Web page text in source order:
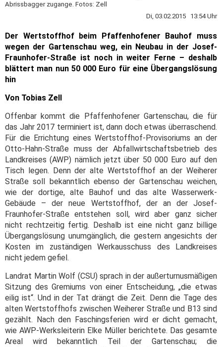
Abrissbagger zugange. Fotos: Zell
Di, 03.02.2015 13:54 Uhr
Der Wertstoffhof beim Pfaffenhofener Bauhof muss
wegen der Gartenschau weg, ein Neubau in der Josef-
Fraunhofer-Straße ist noch in weiter Ferne – deshalb
blättert man nun 50 000 Euro für eine Übergangslösung
hin
Von Tobias Zell
Offenbar kommt die Pfaffenhofener Gartenschau, die für
das Jahr 2017 terminiert ist, dann doch etwas überraschend.
Für die Errichtung eines Wertstoffhof-Provisoriums an der
Otto-Hahn-Straße muss der Abfallwirtschaftsbetrieb des
Landkreises (AWP) nämlich jetzt über 50 000 Euro auf den
Tisch legen. Denn der alte Wertstoffhof an der Weiherer
Straße soll bekanntlich ebenso der Gartenschau weichen,
wie der dortige, alte Bauhof und das alte Wasserwerk-
Gebäude – der neue Wertstoffhof, der an der Josef-
Fraunhofer-Straße entstehen soll, wird aber ganz sicher
nicht rechtzeitig fertig. Deshalb ist eine nicht ganz billige
Übergangslösung unumgänglich, die gestern angesichts der
Kosten im zuständigen Werkausschuss des Landkreises
nicht jedem gefiel.
Landrat Martin Wolf (CSU) sprach in der außerturnusmäßigen
Sitzung des Gremiums von einer Entscheidung, „die etwas
eilig ist“. Und in der Tat drängt die Zeit. Denn die Tage des
alten Wertstoffhofs zwischen Weiherer Straße und B13 sind
gezählt. Nach den Faschingsferien wird er dicht gemacht,
wie AWP-Werksleiterin Elke Müller berichtete. Das gesamte
Areal wird bekanntlich Teil der Gartenschau; die